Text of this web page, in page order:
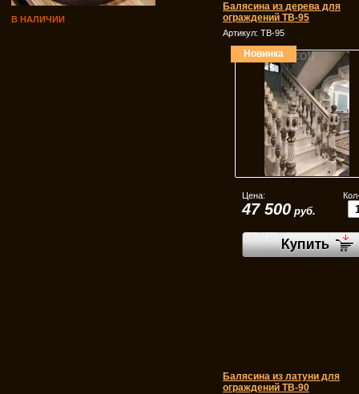
В НАЛИЧИИ
Балясина из дерева для
ограждений ТВ-95
Артикул: ТВ-95
Новинка
Цена:
47 500 руб.
Балясина из латуни для
ограждений ТВ-90